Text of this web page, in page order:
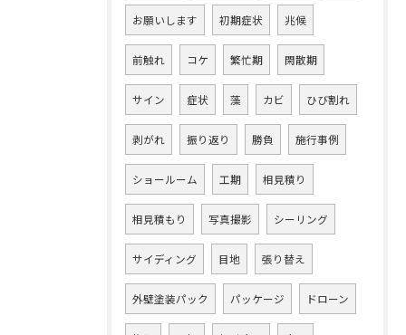
お願いします 初期症状 兆候
前触れ コケ 繁忙期 閑散期
サイン 症状 藻 カビ ひび割れ
剥がれ 振り返り 勝負 施行事例
ショールーム 工期 相見積り
相見積もり 写真撮影 シーリング
サイディング 目地 張り替え
外壁塗装パック パッケージ ドローン